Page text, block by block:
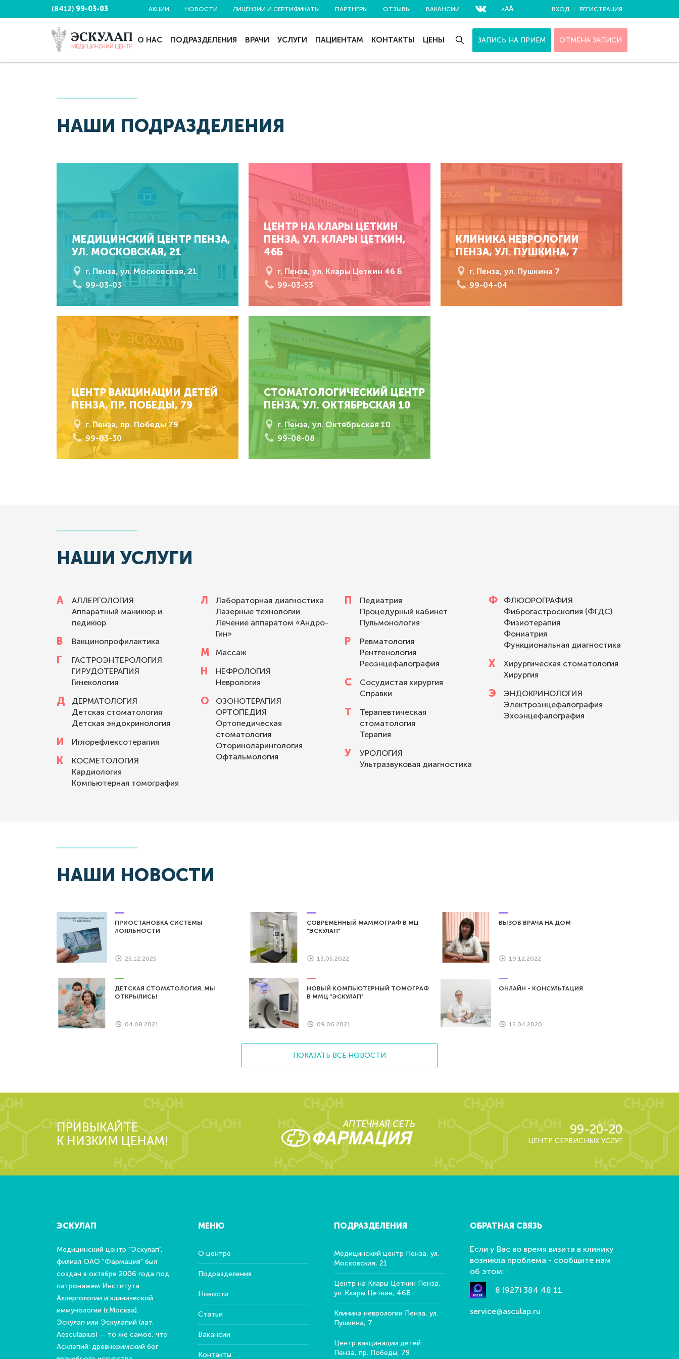
О НАС ПОДРАЗДЕЛЕНИЯ ВРАЧИ УСЛУГИ ПАЦИЕНТАМ КОНТАКТЫ ЦЕНЫ ЗАПИСЬ НА ПРИЕМ ОТМЕНА ЗАПИСИ
ВХОД РЕГИСТРАЦИЯ
АКЦИИ НОВОСТИ ЛИЦЕНЗИИ И СЕРТИФИКАТЫ ПАРТНЕРЫ ОТЗЫВЫ ВАКАНСИИ ААА
(8412) 99-03-03
НАШИ ПОДРАЗДЕЛЕНИЯ
МЕДИЦИНСКИЙ ЦЕНТР ПЕНЗА,
УЛ. МОСКОВСКАЯ, 21
г. Пенза, ул. Московская, 21
99-03-03
ЦЕНТР НА КЛАРЫ ЦЕТКИН
ПЕНЗА, УЛ. КЛАРЫ ЦЕТКИН,
46Б
г. Пенза, ул. Клары Цеткин 46 Б
99-03-53
КЛИНИКА НЕВРОЛОГИИ
ПЕНЗА, УЛ. ПУШКИНА, 7
г. Пенза, ул. Пушкина 7
99-04-04
ЦЕНТР ВАКЦИНАЦИИ ДЕТЕЙ
ПЕНЗА, ПР. ПОБЕДЫ, 79
г. Пенза, пр. Победы 79
99-03-30
СТОМАТОЛОГИЧЕСКИЙ ЦЕНТР
ПЕНЗА, УЛ. ОКТЯБРЬСКАЯ 10
г. Пенза, ул. Октябрьская 10
99-08-08
НАШИ УСЛУГИ
А
АЛЛЕРГОЛОГИЯ
Аппаратный маникюр и
педикюр
В Вакцинопрофилактика
Г
ГАСТРОЭНТЕРОЛОГИЯ
ГИРУДОТЕРАПИЯ
Гинекология
Д
ДЕРМАТОЛОГИЯ
Детская стоматология
Детская эндокринология
И Иглорефлексотерапия
К
КОСМЕТОЛОГИЯ
Кардиология
Компьютерная томография
Л
Лабораторная диагностика
Лазерные технологии
Лечение аппаратом «Андро-
Гин»
М Массаж
Н
НЕФРОЛОГИЯ
Неврология
О
ОЗОНОТЕРАПИЯ
ОРТОПЕДИЯ
Ортопедическая
стоматология
Оториноларингология
Офтальмология
П
Педиатрия
Процедурный кабинет
Пульмонология
Р
Ревматология
Рентгенология
Реоэнцефалография
С
Сосудистая хирургия
Справки
Т
Терапевтическая
стоматология
Терапия
У
УРОЛОГИЯ
Ультразвуковая диагностика
Ф
ФЛЮОРОГРАФИЯ
Фиброгастроскопия (ФГДС)
Физиотерапия
Фониатрия
Функциональная диагностика
Х
Хирургическая стоматология
Хирургия
Э
ЭНДОКРИНОЛОГИЯ
Электроэнцефалография
Эхоэнцефалография
НАШИ НОВОСТИ
ПРИОСТАНОВКА СИСТЕМЫ
ЛОЯЛЬНОСТИ
25.12.2025
СОВРЕМЕННЫЙ МАММОГРАФ В МЦ
"ЭСКУЛАП"
13.05.2022
ВЫЗОВ ВРАЧА НА ДОМ
19.12.2022
ДЕТСКАЯ СТОМАТОЛОГИЯ. МЫ
ОТКРЫЛИСЬ!
04.08.2021
НОВЫЙ КОМПЬЮТЕРНЫЙ ТОМОГРАФ
В ММЦ "ЭСКУЛАП"
09.06.2021
ОНЛАЙН - КОНСУЛЬТАЦИЯ
12.04.2020
ПОКАЗАТЬ ВСЕ НОВОСТИ
ПРИВЫКАЙТЕ
К НИЗКИМ ЦЕНАМ!
99-20-20
ЦЕНТР СЕРВИСНЫХ УСЛУГ
ЭСКУЛАП
Медицинский центр "Эскулап",
филиал ОАО "Фармация" был
создан в октябре 2006 года под
патронажем Института
Аллергологии и клинической
иммунологии (г.Москва).
Эскулап или Эскулапий (лат.
Aesculapius) — то же самое, что
Асклепий: древнеримский бог
МЕНЮ
О центре
Подразделения
Новости
Статьи
Вакансии
Контакты
ПОДРАЗДЕЛЕНИЯ
Медицинский центр Пенза, ул.
Московская, 21
Центр на Клары Цеткин Пенза,
ул. Клары Цеткин, 46Б
Клиника неврологии Пенза, ул.
Пушкина, 7
Центр вакцинации детей
Пенза, пр. Победы, 79
ОБРАТНАЯ СВЯЗЬ
Если у Вас во время визита в клинику
возникла проблема - сообщите нам
об этом:
8 (927) 384 48 11
service@asculap.ru